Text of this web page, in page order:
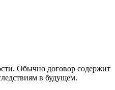
Обычно договор содержит
в будущем.